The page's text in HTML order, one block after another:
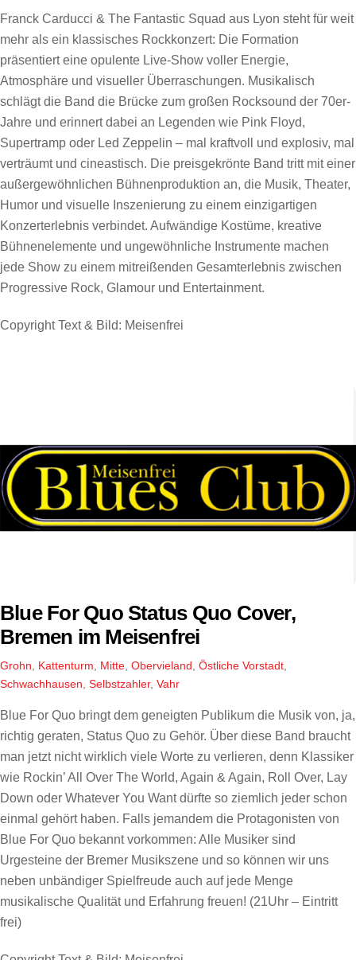
Franck Carducci & The Fantastic Squad aus Lyon steht für weit
mehr als ein klassisches Rockkonzert: Die Formation
präsentiert eine opulente Live-Show voller Energie,
Atmosphäre und visueller Überraschungen. Musikalisch
schlägt die Band die Brücke zum großen Rocksound der 70er-
Jahre und erinnert dabei an Legenden wie Pink Floyd,
Supertramp oder Led Zeppelin – mal kraftvoll und explosiv, mal
verträumt und cineastisch. Die preisgekrönte Band tritt mit einer
außergewöhnlichen Bühnenproduktion an, die Musik, Theater,
Humor und visuelle Inszenierung zu einem einzigartigen
Konzerterlebnis verbindet. Aufwändige Kostüme, kreative
Bühnenelemente und ungewöhnliche Instrumente machen
jede Show zu einem mitreißenden Gesamterlebnis zwischen
Progressive Rock, Glamour und Entertainment.
Copyright Text & Bild: Meisenfrei
Blue For Quo Status Quo Cover,
Bremen im Meisenfrei
Grohn, Kattenturm, Mitte, Obervieland, Östliche Vorstadt,
Schwachhausen, Selbstzahler, Vahr
Blue For Quo bringt dem geneigten Publikum die Musik von, ja,
richtig geraten, Status Quo zu Gehör. Über diese Band braucht
man jetzt nicht wirklich viele Worte zu verlieren, denn Klassiker
wie Rockin’ All Over The World, Again & Again, Roll Over, Lay
Down oder Whatever You Want dürfte so ziemlich jeder schon
einmal gehört haben. Falls jemandem die Protagonisten von
Blue For Quo bekannt vorkommen: Alle Musiker sind
Urgesteine der Bremer Musikszene und so können wir uns
neben unbändiger Spielfreude auch auf jede Menge
musikalische Qualität und Erfahrung freuen! (21Uhr – Eintritt
frei)